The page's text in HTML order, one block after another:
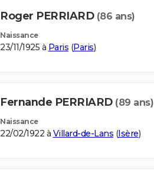
Roger PERRIARD (86 ans)
Naissance
23/11/1925 à Paris (Paris)
Fernande PERRIARD (89 ans)
Naissance
22/02/1922 à Villard-de-Lans (Isère)